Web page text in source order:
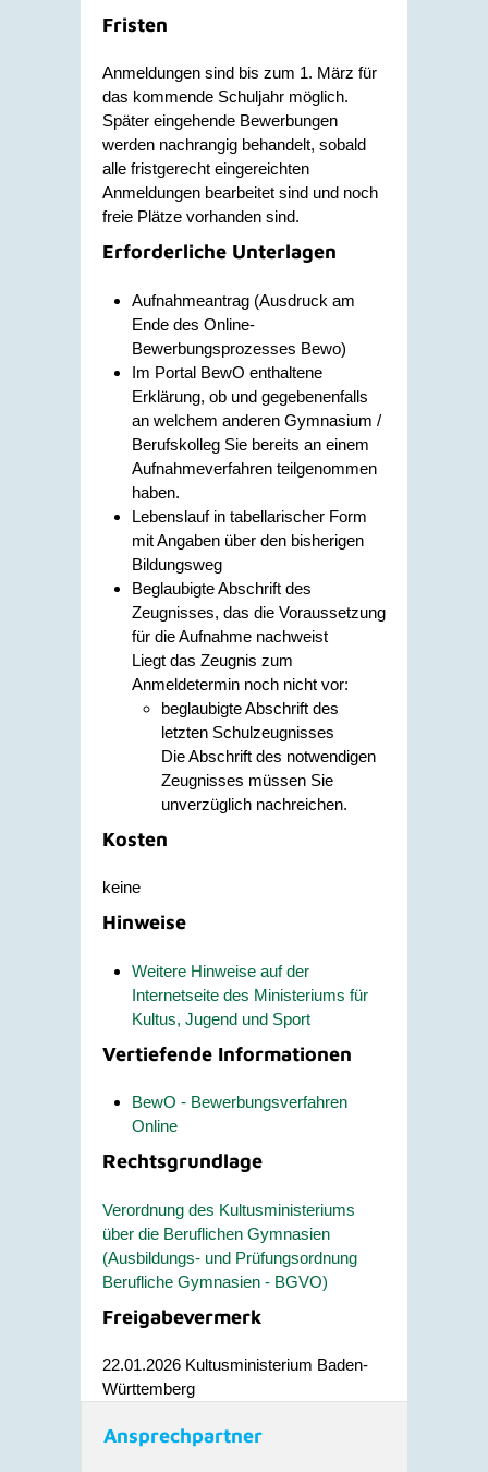
Fristen
Anmeldungen sind bis zum 1. März für
das kommende Schuljahr möglich.
Später eingehende Bewerbungen
werden nachrangig behandelt, sobald
alle fristgerecht eingereichten
Anmeldungen bearbeitet sind und noch
freie Plätze vorhanden sind.
Erforderliche Unterlagen
Aufnahmeantrag (Ausdruck am
Ende des Online-
Bewerbungsprozesses Bewo)
Im Portal BewO enthaltene
Erklärung, ob und gegebenenfalls
an welchem anderen Gymnasium /
Berufskolleg Sie bereits an einem
Aufnahmeverfahren teilgenommen
haben.
Lebenslauf in tabellarischer Form
mit Angaben über den bisherigen
Bildungsweg
Beglaubigte Abschrift des
Zeugnisses, das die Voraussetzung
für die Aufnahme nachweist
Liegt das Zeugnis zum
Anmeldetermin noch nicht vor:
beglaubigte Abschrift des
letzten Schulzeugnisses
Die Abschrift des notwendigen
Zeugnisses müssen Sie
unverzüglich nachreichen.
Kosten
keine
Hinweise
Weitere Hinweise auf der
Internetseite des Ministeriums für
Kultus, Jugend und Sport
Vertiefende Informationen
BewO - Bewerbungsverfahren
Online
Rechtsgrundlage
Verordnung des Kultusministeriums
über die Beruflichen Gymnasien
(Ausbildungs- und Prüfungsordnung
Berufliche Gymnasien - BGVO)
Freigabevermerk
22.01.2026 Kultusministerium Baden-
Württemberg
Ansprechpartner